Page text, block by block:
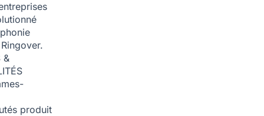
&
produit